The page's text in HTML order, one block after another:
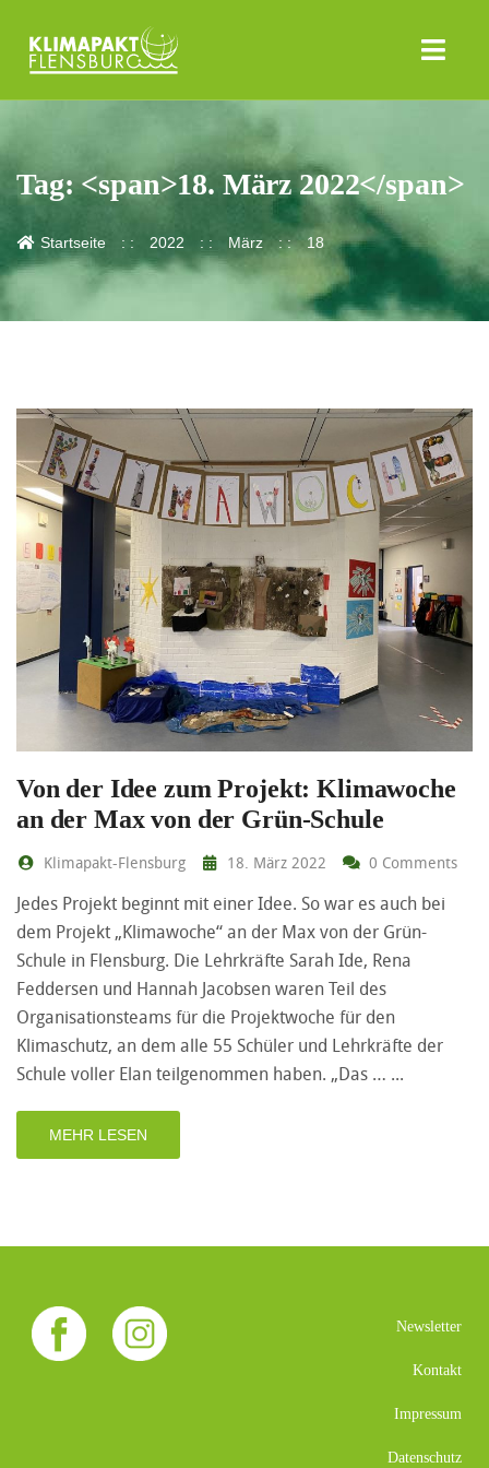
Tag: <span>18. März 2022</span>
Startseite 2022 März 18
Von der Idee zum Projekt: Klimawoche
an der Max von der Grün-Schule
Klimapakt-Flensburg 18. März 2022 0 Comments
Jedes Projekt beginnt mit einer Idee. So war es auch bei
dem Projekt „Klimawoche“ an der Max von der Grün-
Schule in Flensburg. Die Lehrkräfte Sarah Ide, Rena
Feddersen und Hannah Jacobsen waren Teil des
Organisationsteams für die Projektwoche für den
Klimaschutz, an dem alle 55 Schüler und Lehrkräfte der
Schule voller Elan teilgenommen haben. „Das …
MEHR LESEN
Newsletter
Kontakt
Impressum
Datenschutz